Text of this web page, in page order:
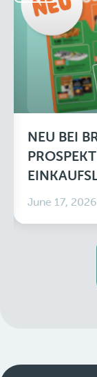
NEU BEI
June 17, 2026